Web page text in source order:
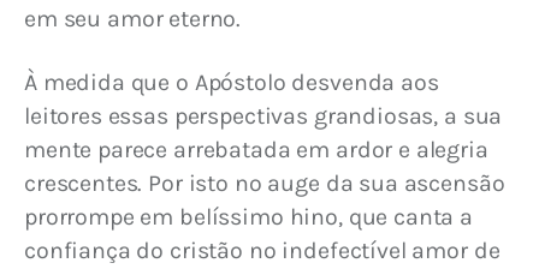
em seu amor eterno.
À medida que o Apóstolo desvenda aos
leitores essas perspectivas grandiosas, a sua
mente parece arrebatada em ardor e alegria
crescentes. Por isto no auge da sua ascensão
prorrompe em belíssimo hino, que canta a
confiança do cristão no indefectível amor de